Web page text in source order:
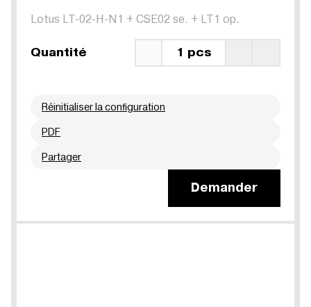
Lotus LT-02-H-N1 + CSE02 se. + LT1 op.
Quantité 1 pcs
Réinitialiser la configuration
PDF
Partager
Demander